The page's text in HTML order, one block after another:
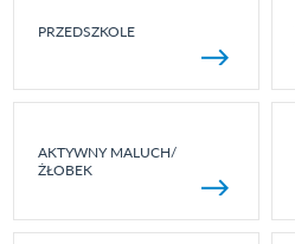
PRZEDSZKOLE
AKTYWNY MALUCH/
ŻŁOBEK